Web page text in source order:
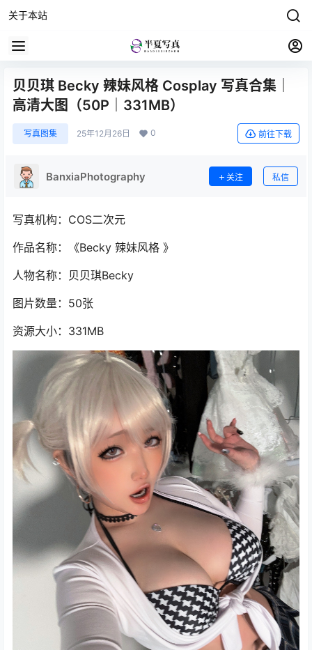
关于本站
贝贝琪 Becky 辣妹风格 Cosplay 写真合集｜
高清大图（50P｜331MB）
写真图集 25年12月26日 0 前往下载
BanxiaPhotography 关注 私信
写真机构：COS二次元
作品名称：《Becky 辣妹风格 》
人物名称：贝贝琪Becky
图片数量：50张
资源大小：331MB